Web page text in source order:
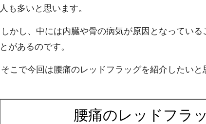
人も多いと思います。
しかし、中には内臓や骨の病気が原因となっている
とがあるのです。
そこで今回は腰痛のレッドフラッグを紹介したいと
腰痛のレッドフラ